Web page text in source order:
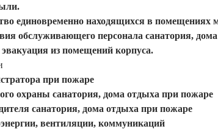
единовременно находящихся в помещениях
обслуживающего персонала санатория,
из помещений корпуса.
при пожаре
охраны санатория, дома отдыха при пожаре
санатория, дома отдыха при пожаре
вентиляции, коммуникаций